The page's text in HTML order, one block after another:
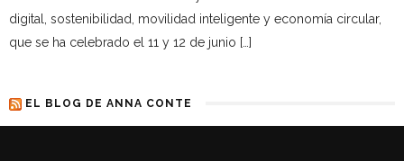
digital, sostenibilidad, movilidad inteligente y economía circular,
que se ha celebrado el 11 y 12 de junio […]
EL BLOG DE ANNA CONTE